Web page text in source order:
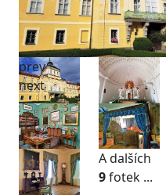
prev
next
A dalších
9fotek ...